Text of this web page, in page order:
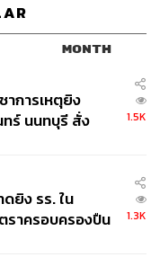
สำนักงาน หรือการ
ภาคที่ภาคอีสานเป็น
หตุที่เราเลือกเปิด
ที่ผ่านมา เพราะ
องถิ่นที่ควบคุม
ในห้างสรรพสินค้า
นว่าผู้เล่นรายใหญ่ที่
MONTH
การเหตุยิง
ทร์ นนทบุรี สั่ง
1.5K
ยิง รร. ใน
ราครอบครองปืน
1.3K